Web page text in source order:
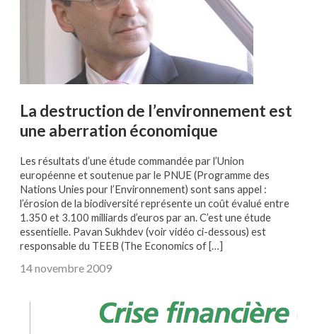
La destruction de l’environnement est
une aberration économique
Les résultats d’une étude commandée par l’Union
européenne et soutenue par le PNUE (Programme des
Nations Unies pour l’Environnement) sont sans appel :
l’érosion de la biodiversité représente un coût évalué entre
1.350 et 3.100 milliards d’euros par an. C’est une étude
essentielle. Pavan Sukhdev (voir vidéo ci-dessous) est
responsable du TEEB (The Economics of […]
14 novembre 2009